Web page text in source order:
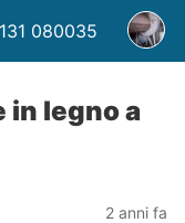
080035
in legno a
2 anni fa